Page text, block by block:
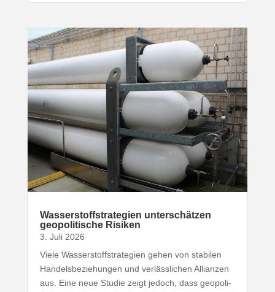
Wasser­stoff­stra­tegien unter­schätzen
geopo­li­tische Risiken
3. Juli 2026
Viele Wasser­stoff­stra­tegien gehen von stabilen
Handels­be­zie­hungen und verläss­lichen Allianzen
aus. Eine neue Studie zeigt jedoch, dass geopo­li­